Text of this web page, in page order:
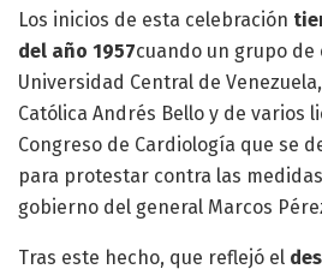
Los inicios de esta celebración
del año 1957cuando un grupo
Universidad Central de
Católica Andrés Bello y de varios
Congreso de Cardiología que se
para protestar contra las
gobierno del general Marcos
Tras este hecho, que reflejó el